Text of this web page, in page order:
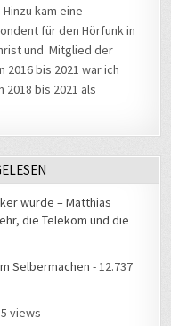
kam eine
für den Hörfunk in
und Mitglied der
2016 bis 2021 war ich
bis 2021 als
wurde – Matthias
die Telekom und die
Selbermachen - 12.737
views